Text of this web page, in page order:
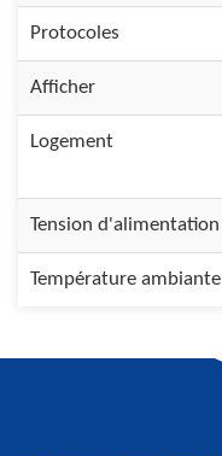
Protocoles
Afficher
Logement
Tension d'alimentation
Température ambiante